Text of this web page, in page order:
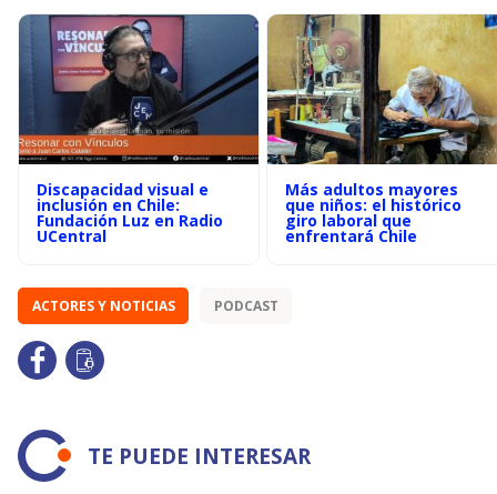
Discapacidad visual e
inclusión en Chile:
Fundación Luz en Radio
UCentral
Más adultos mayores
que niños: el histórico
giro laboral que
enfrentará Chile
ACTORES Y NOTICIAS PODCAST
TE PUEDE INTERESAR